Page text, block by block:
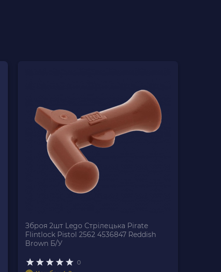
Зброя 2шт Lego Стрілецька Pirate
Flintlock Pistol 2562 4536847 Reddish
Brown Б/У
0